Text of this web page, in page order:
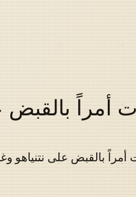
أمراً
أمراً بالقبض على